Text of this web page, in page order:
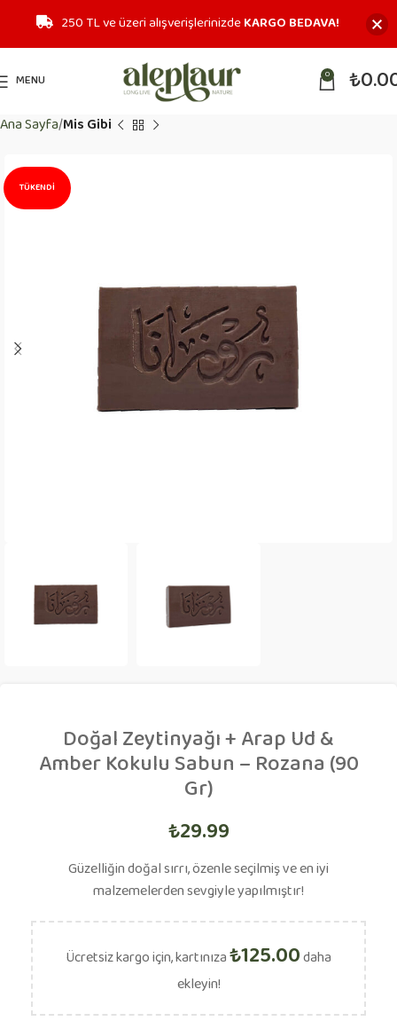
MENU 0 ₺
Ana Sayfa Mis Gibi
TÜKENDI
Doğal Zeytinyağı + Arap Ud &
Amber Kokulu Sabun – Rozana (90
Gr)
₺29.99
Güzelliğin doğal sırrı, özenle seçilmiş ve en iyi
malzemelerden sevgiyle yapılmıştır!
Ücretsiz kargo için, kartınıza₺125.00daha
ekleyin!
250 TL ve üzeri alışverişlerinizdeKARGO BEDAVA!